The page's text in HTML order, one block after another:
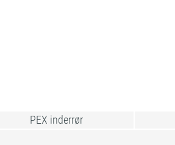
PEX inderrør